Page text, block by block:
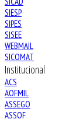
SIESP
SIPES
SISEE
WEBMAIL
SICOMAT
Institucional
ACS
AOFMIL
ASSEGO
ASSOF